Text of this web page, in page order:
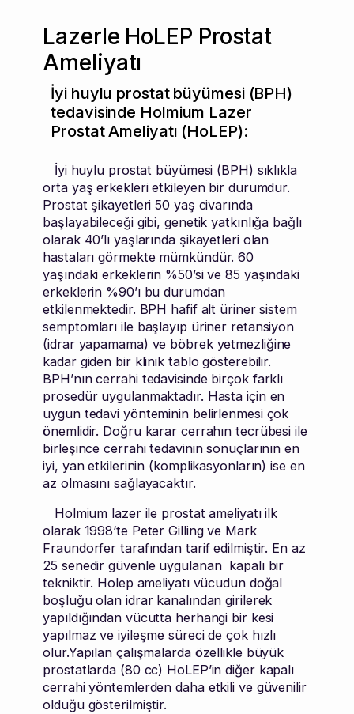
Lazerle HoLEP Prostat
Ameliyatı
İyi huylu prostat büyümesi (BPH)
tedavisinde Holmium Lazer
Prostat Ameliyatı (HoLEP):
İyi huylu prostat büyümesi (BPH) sıklıkla
orta yaş erkekleri etkileyen bir durumdur.
Prostat şikayetleri 50 yaş civarında
başlayabileceği gibi, genetik yatkınlığa bağlı
olarak 40’lı yaşlarında şikayetleri olan
hastaları görmekte mümkündür. 60
yaşındaki erkeklerin %50’si ve 85 yaşındaki
erkeklerin %90’ı bu durumdan
etkilenmektedir. BPH hafif alt üriner sistem
semptomları ile başlayıp üriner retansiyon
(idrar yapamama) ve böbrek yetmezliğine
kadar giden bir klinik tablo gösterebilir.
BPH’nın cerrahi tedavisinde birçok farklı
prosedür uygulanmaktadır. Hasta için en
uygun tedavi yönteminin belirlenmesi çok
önemlidir. Doğru karar cerrahın tecrübesi ile
birleşince cerrahi tedavinin sonuçlarının en
iyi, yan etkilerinin (komplikasyonların) ise en
az olmasını sağlayacaktır.
Holmium lazer ile prostat ameliyatı ilk
olarak 1998‘te Peter Gilling ve Mark
Fraundorfer tarafından tarif edilmiştir. En az
25 senedir güvenle uygulanan kapalı bir
tekniktir. Holep ameliyatı vücudun doğal
boşluğu olan idrar kanalından girilerek
yapıldığından vücutta herhangi bir kesi
yapılmaz ve iyileşme süreci de çok hızlı
olur.Yapılan çalışmalarda özellikle büyük
prostatlarda (80 cc) HoLEP’in diğer kapalı
cerrahi yöntemlerden daha etkili ve güvenilir
olduğu gösterilmiştir.